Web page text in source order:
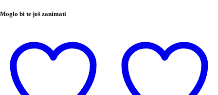
Moglo bi te još zanimati